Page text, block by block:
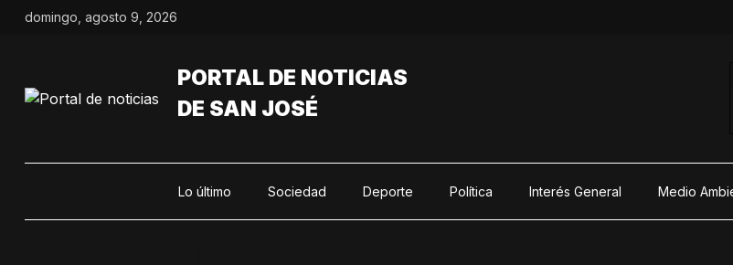
Saltardomingo, agosto 9, 2026
PORTAL DE NOTICIAS
DE SAN JOSÉ
Lo último Sociedad Deporte Política Interés General Medio